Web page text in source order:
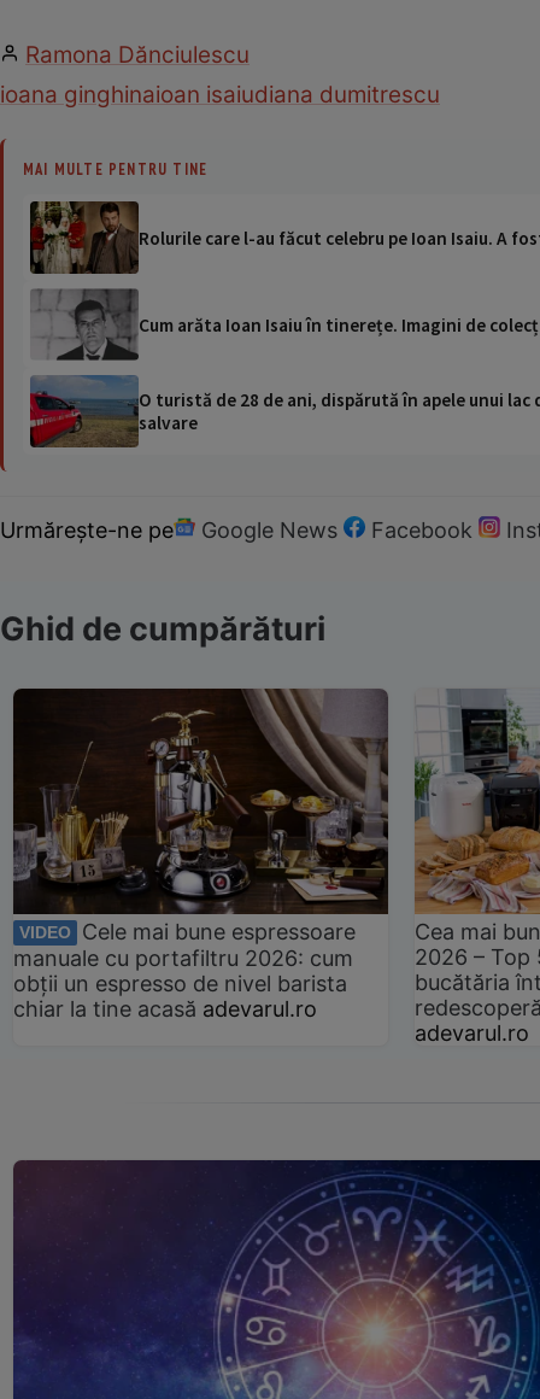
Ramona Dănciulescu
ioana ginghinaioan isaiudiana dumitrescu
MAI MULTE PENTRU TINE
Rolurile care l-au făcut celebru pe Ioan Isaiu. A
Cum arăta Ioan Isaiu în tinerețe. Imagini de
O turistă de 28 de ani, dispărută în apele unui
salvare
Urmărește-ne pe Google News Facebook
Ghid de cumpărături
VIDEO
Cele mai bune espressoare
manuale cu portafiltru 2026: cum
obții un espresso de nivel barista
chiar la tine acasă adevarul.ro
Cea mai
2026 –
bucătăria
adevarul.ro